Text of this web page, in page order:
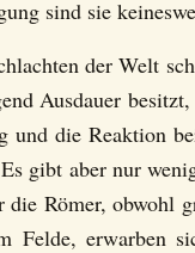
sind sie
der Welt
Ausdauer
und die Reaktion
gibt aber nur
die Römer,
Felde, erwarben